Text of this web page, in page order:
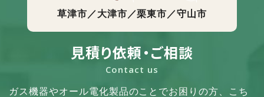
草津市／大津市／栗東市／守山市
見積り依頼・ご相談
Contact us
ガス機器やオール電化製品のことでお困りの方、
こち